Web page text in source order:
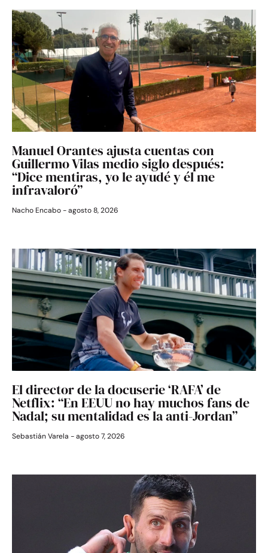
Manuel Orantes ajusta cuentas con
Guillermo Vilas medio siglo después:
“Dice mentiras, yo le ayudé y él me
infravaloró”
Nacho Encabo agosto 8, 2026
El director de la docuserie ‘RAFA’ de
Netflix: “En EEUU no hay muchos fans de
Nadal; su mentalidad es la anti-Jordan”
Sebastián Varela agosto 7, 2026